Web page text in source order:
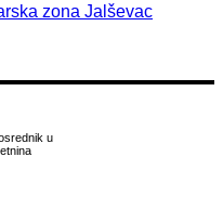
zona Jalševac
u